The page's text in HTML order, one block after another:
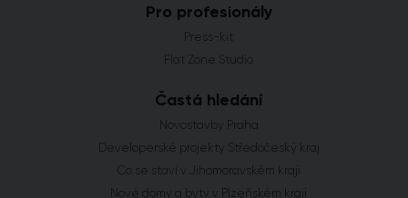
Pro profesionály
Press-kit
Flat Zone Studio
Častá hledání
Novostavby Praha
Developerské projekty Středočeský kraj
Co se staví v Jihomoravském kraji
Nové domy a byty v Plzeňském kraji